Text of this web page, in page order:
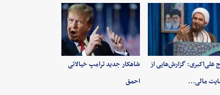
علی‌اکبری: گزارش‌هایی از
مالی…
شاهکار جدید ترامپ خیالاتی
احمق